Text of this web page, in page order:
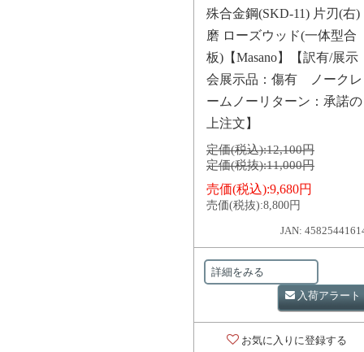
殊合金鋼(SKD-11) 片刃(右)
磨 ローズウッド(一体型合
板)【Masano】【訳有/展示
会展示品：傷有 ノークレ
ームノーリターン：承諾の
上注文】
定価(税込):12,100円
定価(税抜):11,000円
売価(税込):9,680円
売価(税抜):8,800円
JAN:
詳細をみる
入荷アラート
お気に入りに登録する